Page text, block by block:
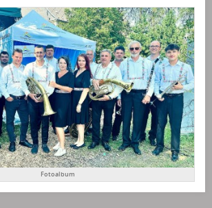
Fotoalbum